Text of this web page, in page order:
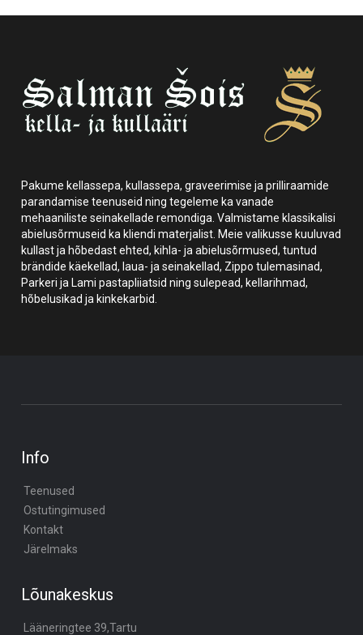
Pakume kellassepa, kullassepa, graveerimise ja prilliraamide
parandamise teenuseid ning tegeleme ka vanade
mehaaniliste seinakellade remondiga. Valmistame klassikalisi
abielusõrmuseid ka kliendi materjalist. Meie valikusse kuuluvad
kullast ja hõbedast ehted, kihla- ja abielusõrmused, tuntud
brändide käekellad, laua- ja seinakellad, Zippo tulemasinad,
Parkeri ja Lami pastapliiatsid ning sulepead, kellarihmad,
hõbelusikad ja kinkekarbid.
Info
Teenused
Ostutingimused
Kontakt
Järelmaks
Lõunakeskus
Lääneringtee 39,Tartu